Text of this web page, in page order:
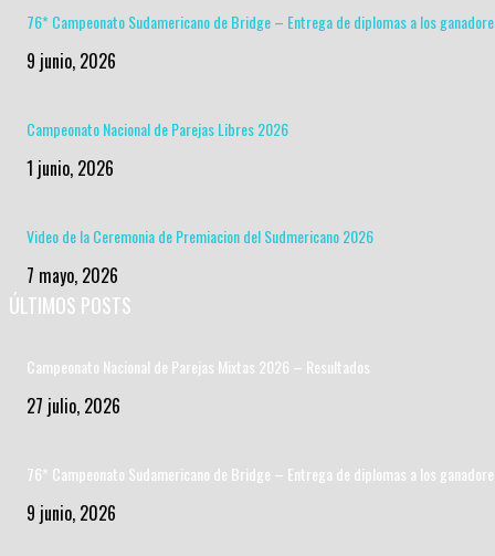
76* Campeonato Sudamericano de Bridge – Entrega de diplomas a los
9 junio, 2026
Campeonato Nacional de Parejas Libres 2026
1 junio, 2026
Video de la Ceremonia de Premiacion del Sudmericano 2026
7 mayo, 2026
ÚLTIMOS POSTS
Campeonato Nacional de Parejas Mixtas 2026 – Resultados
27 julio, 2026
76* Campeonato Sudamericano de Bridge – Entrega de diplomas a los
9 junio, 2026